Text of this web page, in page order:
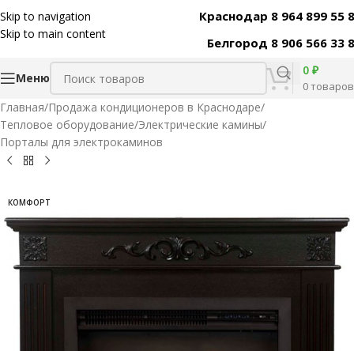
Skip to navigation
Skip to main content
Краснодар 8 964 899 55
Белгород 8 906 566 33
Меню
0товаров
0 ₽
Главная/Продажа кондиционеров в Краснодаре/
Тепловое оборудование/Электрические камины/
Порталы для электрокаминов
Код товара:31470
КОМФОРТ